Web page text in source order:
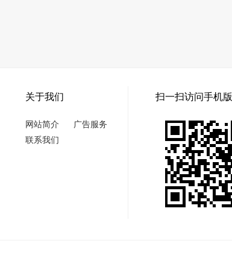
关于我们
网站简介
广告服务
联系我们
扫一扫访问手机版